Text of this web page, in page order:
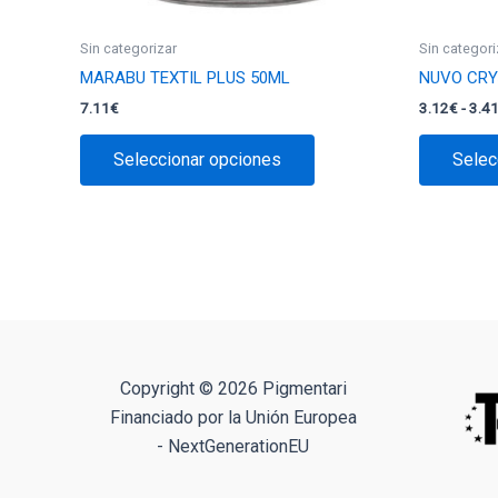
Sin categorizar
MARABU TEXTIL PLUS 50ML
7.11€
Seleccionar opciones
Este
tiene
elegir
Sin
NUVO
3.12€-3.41
Copyright © 2026 Pigmentari
Financiado por la Unión Europea
- NextGenerationEU